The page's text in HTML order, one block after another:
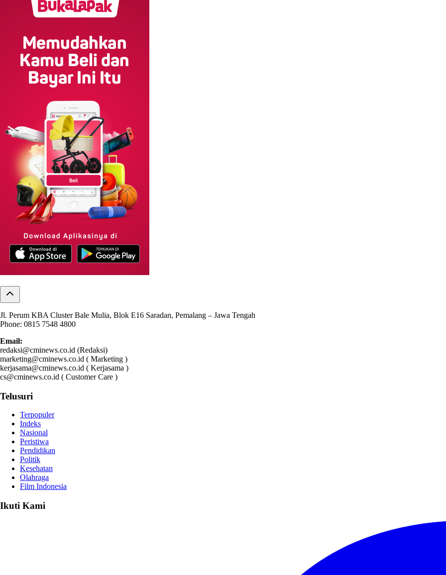
Jl. Perum KBA Cluster Bale Mulia, Blok E16 Saradan, Pemalang – Jawa Tengah
Phone: 0815 7548 4800
Email:
redaksi@cminews.co.id (Redaksi)
marketing@cminews.co.id ( Marketing )
kerjasama@cminews.co.id ( Kerjasama )
cs@cminews.co.id ( Customer Care )
Telusuri
Terpopuler
Indeks
Nasional
Peristiwa
Pendidikan
Politik
Kesehatan
Olahraga
Film Indonesia
Ikuti Kami